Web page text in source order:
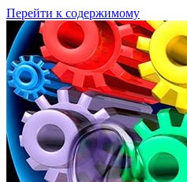
Перейти к содержимому